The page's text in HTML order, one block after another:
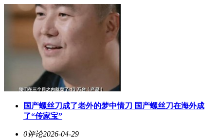
国产螺丝刀成了老外的梦中情刀 国产螺丝刀在海外成
了“传家宝”
0评论2026-04-29